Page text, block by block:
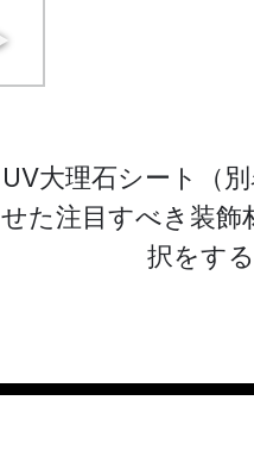
UV大理石シート（
せた注目すべき装飾
択をす